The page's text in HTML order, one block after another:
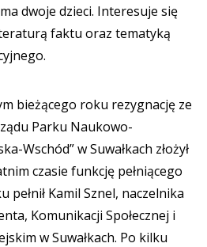
dwoje dzieci. Interesuje się
faktu oraz tematyką
bieżącego roku rezygnację ze
Parku Naukowo-
Wschód” w Suwałkach złożył
czasie funkcję pełniącego
Kamil Sznel, naczelnika
Komunikacji Społecznej i
w Suwałkach. Po kilku